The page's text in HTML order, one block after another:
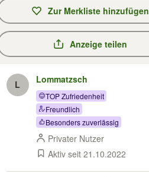
Zur Merkliste hinzufügen
Anzeige teilen
L Lommatzsch
TOP Zufriedenheit
Freundlich
Besonders zuverlässig
Privater Nutzer
Aktiv seit 21.10.2022